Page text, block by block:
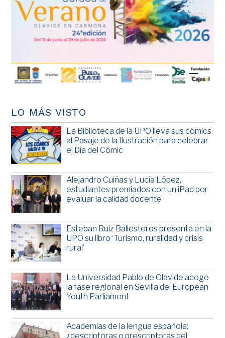
LO MÁS VISTO
La Biblioteca de la UPO lleva sus cómics
al Pasaje de la Ilustración para celebrar
el Día del Cómic
Alejandro Cuiñas y Lucía López,
estudiantes premiados con un iPad por
evaluar la calidad docente
Esteban Ruiz Ballesteros presenta en la
UPO su libro ‘Turismo, ruralidad y crisis
rural’
La Universidad Pablo de Olavide acoge
la fase regional en Sevilla del European
Youth Parliament
Academias de la lengua española:
¿descriptoras o prescriptoras del